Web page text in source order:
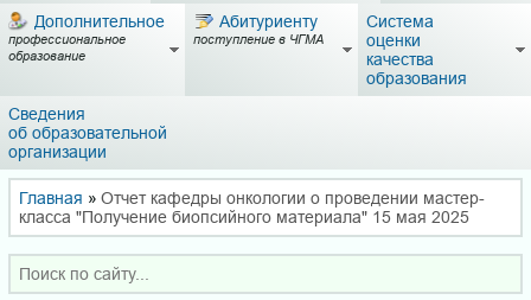
Дополнительное
профессиональное
образование
Абитуриенту
поступление в ЧГМА
Система
оценки
качества
образования
Сведения
об образовательной
организации
Главная » Отчет кафедры онкологии о проведении мастер-
класса "Получение биопсийного материала" 15 мая 2025